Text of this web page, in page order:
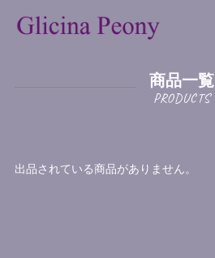
商品一覧
出品されている商品がありません。